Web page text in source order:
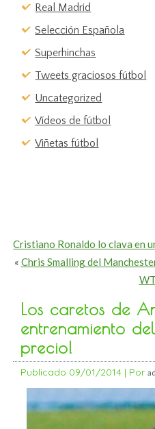
Real Madrid
Selección Española
Superhinchas
Tweets graciosos fútbol
Uncategorized
Vídeos de fútbol
Viñetas fútbol
Cristiano Ronaldo lo clava en
« Chris Smalling del
Los caretos de
entrenamiento
precio!
Publicado 09/01/2014 | Por